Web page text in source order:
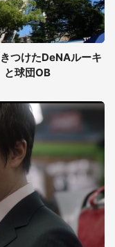
つけたDeNAルーキ
と球団OB